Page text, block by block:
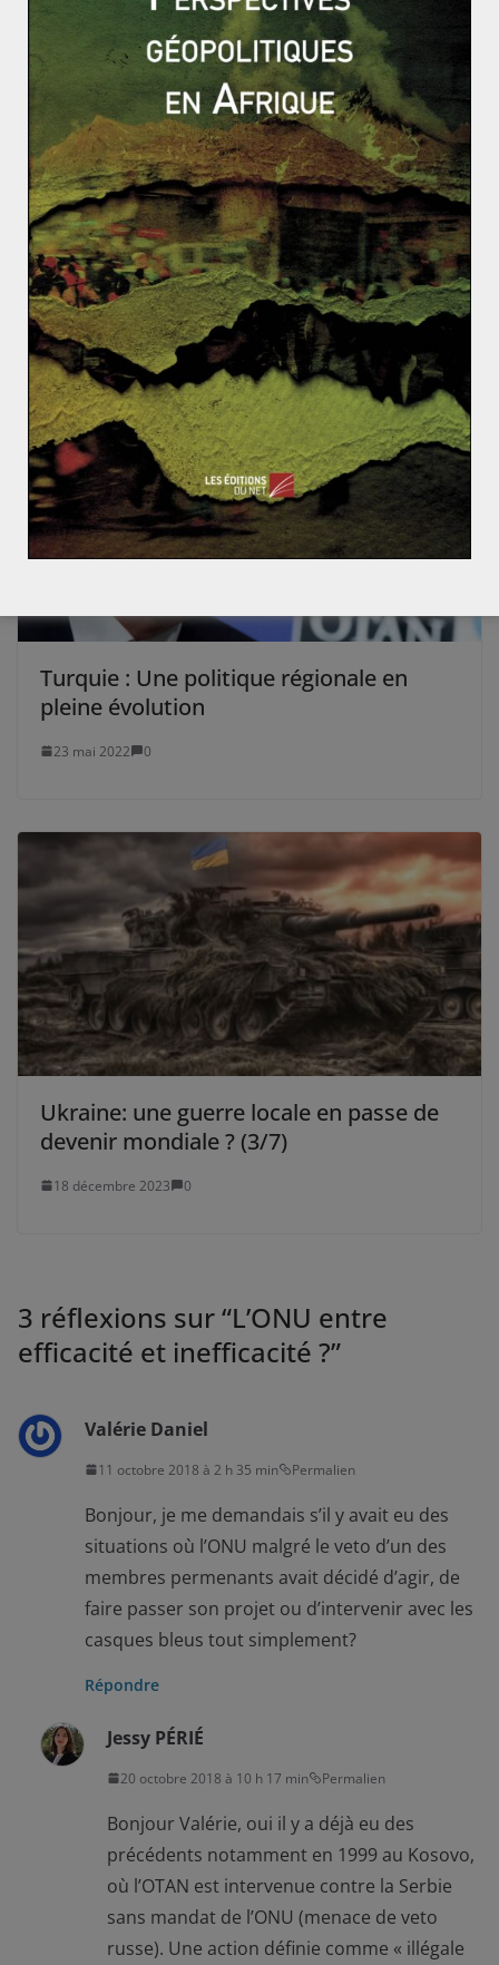
Ukraine: une guerre locale en passe de
devenir mondiale ? (1/7)
14 décembre 2023 0
Turquie : Une politique régionale en
pleine évolution
23 mai 2022 0
Ukraine: une guerre locale en passe de
devenir mondiale ? (3/7)
18 décembre 2023 0
3 réflexions sur “L’ONU entre
efficacité et inefficacité ?”
Valérie Daniel
11 octobre 2018 à 2 h 35 min Permalien
Bonjour, je me demandais s’il y avait eu des
situations où l’ONU malgré le veto d’un des
membres permenants avait décidé d’agir, de
faire passer son projet ou d’intervenir avec les
casques bleus tout simplement?
Répondre
Jessy PÉRIÉ
20 octobre 2018 à 10 h 17 min Permalien
Bonjour Valérie, oui il y a déjà eu des
précédents notamment en 1999 au Kosovo,
où l’OTAN est intervenue contre la Serbie
sans mandat de l’ONU (menace de veto
russe). Une action définie comme « illégale